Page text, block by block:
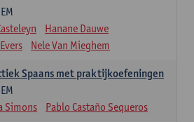
Hanane Dauwe
Nele Van Mieghem
Spaans met praktijkoefeningen
Simons Pablo Castaño Sequeros